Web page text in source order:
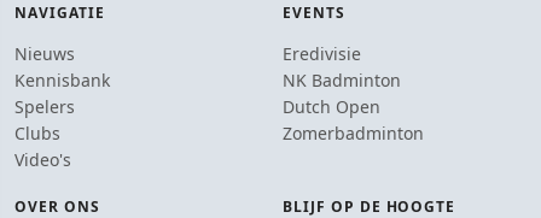
NAVIGATIE
Nieuws
Kennisbank
Spelers
Clubs
Video's
EVENTS
Eredivisie
NK Badminton
Dutch Open
Zomerbadminton
OVER ONS BLIJF OP DE HOOGTE